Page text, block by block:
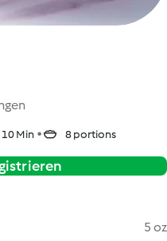
Min 8 portions
5 oz